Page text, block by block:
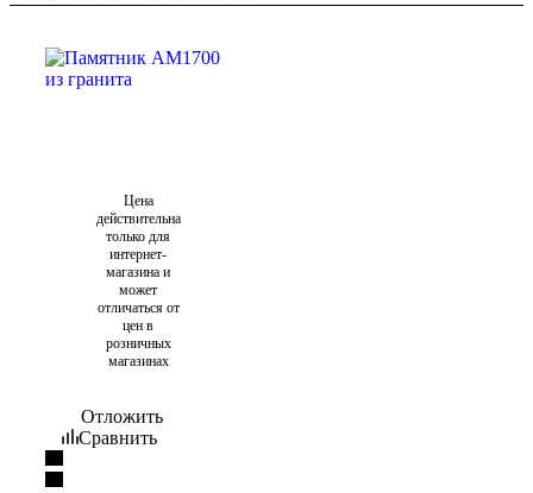
Цена
действительна
только для
интернет-
магазина и
может
отличаться от
цен в
розничных
магазинах
Отложить
Сравнить